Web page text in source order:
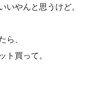
いやんと思うけど。
ら、
ト買って。